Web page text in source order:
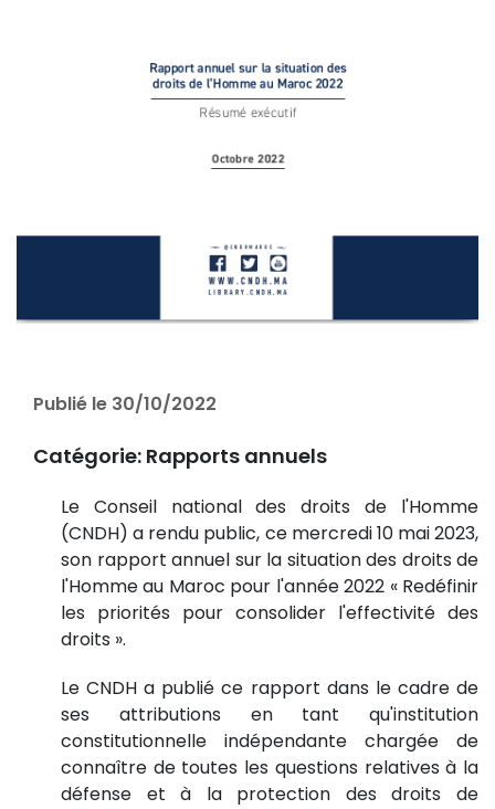
Publié le 30/10/2022
Catégorie: Rapports annuels
Le Conseil national des droits de l'Homme
(CNDH) a rendu public, ce mercredi 10 mai 2023,
son rapport annuel sur la situation des droits de
l'Homme au Maroc pour l'année 2022 « Redéfinir
les priorités pour consolider l'effectivité des
droits ».
Le CNDH a publié ce rapport dans le cadre de
ses attributions en tant qu'institution
constitutionnelle indépendante chargée de
connaître de toutes les questions relatives à la
défense et à la protection des droits de